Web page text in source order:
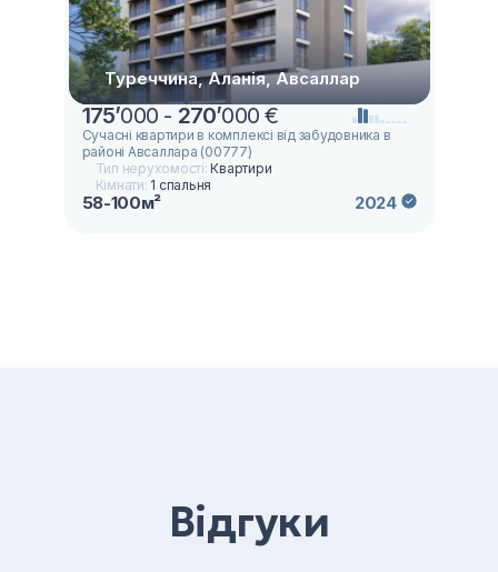
Туреччина, Аланія, Авсаллар
175’000 - 270’000 €
Сучасні квартири в комплексі від забудовника в
районі Авсаллара (00777)
Тип нерухомості:Квартири
Кімнати: 1 спальня
58-100м² 2024
Відгуки